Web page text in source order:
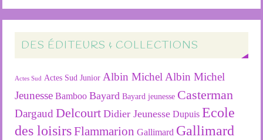
DES ÉDITEURS & COLLECTIONS
Actes Sud Actes Sud Junior Albin Michel Albin Michel
Jeunesse Bamboo Bayard Bayard jeunesse Casterman
Dargaud Delcourt Didier Jeunesse Dupuis Ecole
des loisirsFlammarion Gallimard Gallimard